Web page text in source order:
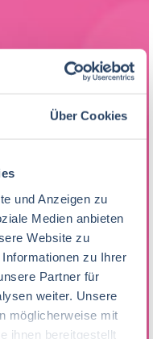
Über Cookies
und Anzeigen zu
Medien anbieten
Website zu
zu Ihrer
Partner für
weiter. Unsere
möglicherweise mit
ihnen bereitgestellt
/